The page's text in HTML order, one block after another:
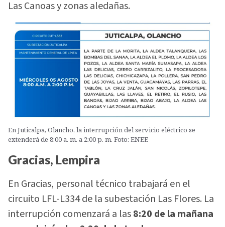
Las Canoas y zonas aledañas.
En Juticalpa, Olancho, la interrupción del servicio eléctrico se
extenderá de 8:00 a. m. a 2:00 p. m. Foto: ENEE
Gracias, Lempira
En Gracias, personal técnico trabajará en el
circuito LFL-L334 de la subestación Las Flores. La
interrupción comenzará a las8:20 de la mañana